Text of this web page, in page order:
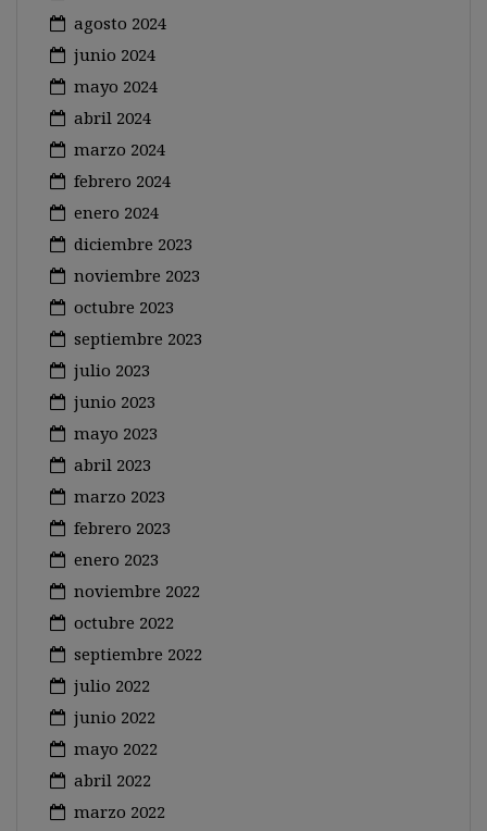
agosto 2024
junio 2024
mayo 2024
abril 2024
marzo 2024
febrero 2024
enero 2024
diciembre 2023
noviembre 2023
octubre 2023
septiembre 2023
julio 2023
junio 2023
mayo 2023
abril 2023
marzo 2023
febrero 2023
enero 2023
noviembre 2022
octubre 2022
septiembre 2022
julio 2022
junio 2022
mayo 2022
abril 2022
marzo 2022